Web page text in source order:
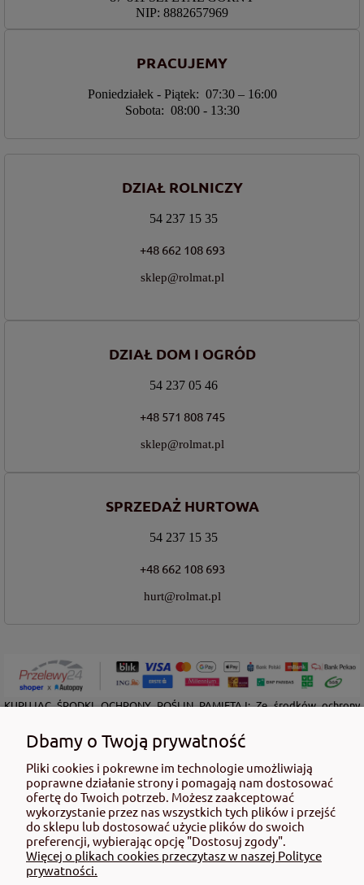
NIP: 8882657969
PRACUJEMY
Poniedziałek - Piątek: 07:30 – 16:00
Sobota: 08:00 - 13:30
DZIAŁ ROLNICZY
54 237 15 35
+48 662 108 693
sklep@rolmat.pl
DZIAŁ DOM I OGRÓD
54 237 05 46
+48 571 808 745
sklep@rolmat.pl
SPRZEDAŻ HURTOWA
54 237 15 35
+48 662 108 693
hurt@rolmat.pl
KUPUJĄC ŚRODKI OCHRONY ROŚLIN PAMIĘTAJ: Ze środków ochrony
użyciem przeczytaj informacje zamieszczone w etykiecie i informacje
dotyczące produktu. Zwróć uwagę na zwroty wskazujące rodzaj zagrożenia
oraz przestrzegaj środków bezpieczeństwa zamieszczonych w etykiecie.
Środki ochrony roślin do użytku profesjonalnego mogą być nabyte tylko i
wyłącznie przez osoby pełnoletnie oraz posiadające kwalifikacje
wymagane od osób nabywających środki ochrony roślin określone w
ustawie (art. 28 Ustawy z dn. 8 marca 2013 r. o Środkach Ochrony Roślin Dz.
Ustw 2020 poz.2097 z pózn. zm.) Niespełnienie powyższych warunków jest
złamaniem regulaminu sklepu.
Dbamy o Twoją prywatność
Pliki cookies i pokrewne im technologie umożliwiają
poprawne działanie strony i pomagają nam dostosować
ofertę do Twoich potrzeb. Możesz zaakceptować
wykorzystanie przez nas wszystkich tych plików i przejść
do sklepu lub dostosować użycie plików do swoich
preferencji, wybierając opcję "Dostosuj zgody".
Więcej o plikach cookies przeczytasz w naszej Polityce
prywatności.